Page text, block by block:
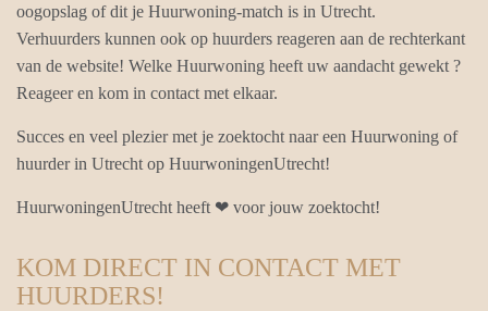
oogopslag of dit je Huurwoning-match is in Utrecht.
Verhuurders kunnen ook op huurders reageren aan de rechterkant
van de website! Welke Huurwoning heeft uw aandacht gewekt ?
Reageer en kom in contact met elkaar.
Succes en veel plezier met je zoektocht naar een Huurwoning of
huurder in Utrecht op HuurwoningenUtrecht!
HuurwoningenUtrecht heeft ❤ voor jouw zoektocht!
KOM DIRECT IN CONTACT MET
HUURDERS!